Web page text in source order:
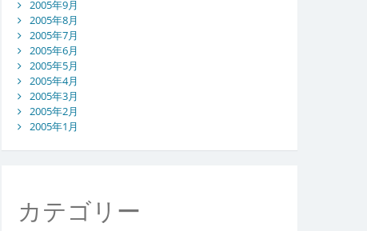
2005年9月
2005年8月
2005年7月
2005年6月
2005年5月
2005年4月
2005年3月
2005年2月
2005年1月
カテゴリー